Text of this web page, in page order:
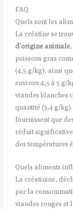
FAQ
Quels sont les
La créatine se
d’origine animale
poissons gras
(4,5 g/kg), ainsi
environ 4,5 à 5 g/
viandes blanches
quantité (3,4 g/
fournissent que
réduit
des températures
Quels aliments
La créatinine,
par la
viandes rouges et